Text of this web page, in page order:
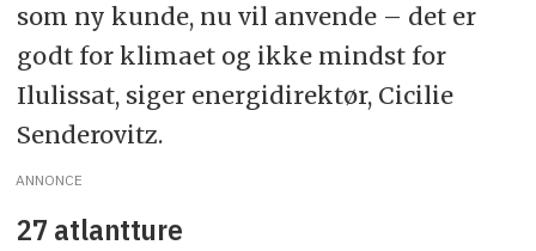
som ny kunde, nu vil anvende – det er
godt for klimaet og ikke mindst for
Ilulissat, siger energidirektør, Cicilie
Senderovitz.
ANNONCE
27 atlantture